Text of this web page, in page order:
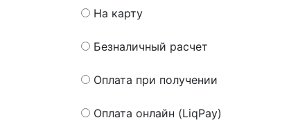
На карту
Безналичный расчет
Оплата при получении
Оплата онлайн (LiqPay)